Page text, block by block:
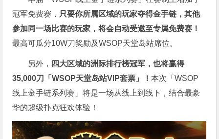
冠军免费赛， 只要你所属区域的玩家夺得金手链，其他
参加同一场比赛的玩家，将会自动受邀至专属免费赛！
最高可瓜分10W刀奖励及WSOP天堂岛站席位。
另外， 四大区域的洲际排行榜冠军，也将赢得
35,000刀「WSOP天堂岛站VIP套票」！本次「WSOP
线上金手链系列赛」将是一场从线上到线下，结合最豪
华的超级扑克狂欢体验！